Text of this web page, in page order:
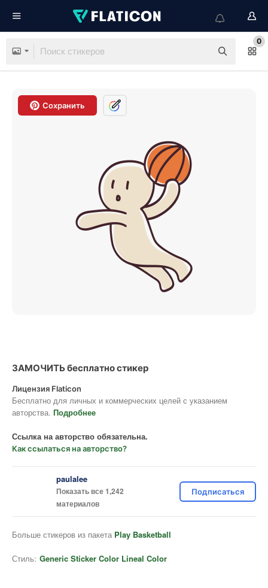
0
Сохранить
ЗАМОЧИТЬ бесплатно стикер
Лицензия Flaticon
Бесплатно для личных и коммерческих целей с указанием
авторства. Подробнее
Ссылка на авторство обязательна.
Как ссылаться на авторство?
paulalee
Показать все 1,242
материалов
Подписаться
Больше стикеров из пакета Play Basketball
Стиль: Generic Sticker Color Lineal Color